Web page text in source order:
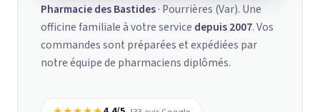
Pharmacie des Bastides· Pourrières (Var). Une
officine familiale à votre service depuis 2007. Vos
commandes sont préparées et expédiées par
notre équipe de pharmaciens diplômés.